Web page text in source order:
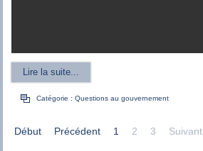
Lire la suite...
Catégorie :Questions au gouvernement
Début Précédent 1 2 3 Suivant